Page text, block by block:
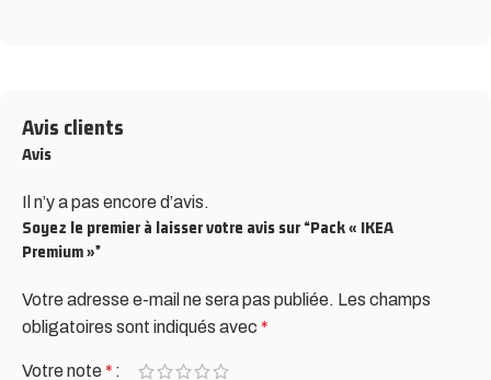
Avis clients
Avis
Il n’y a pas encore d’avis.
Soyez le premier à laisser votre avis sur “Pack « IKEA
Premium »”
Votre adresse e-mail ne sera pas publiée. Les champs
obligatoires sont indiqués avec *
Votre note*
Alternative: